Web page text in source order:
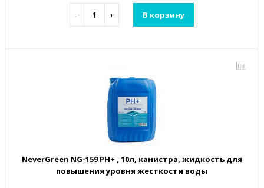
− + В корзину
NeverGreen NG-159 РН+ , 10л, канистра, жидкость для
повышения уровня жесткости воды